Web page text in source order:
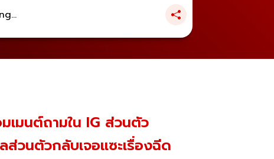
เมนต์ถามใน IG ส่วนตัว
วนตัวกลับเจอแซะเรื่องฉีด